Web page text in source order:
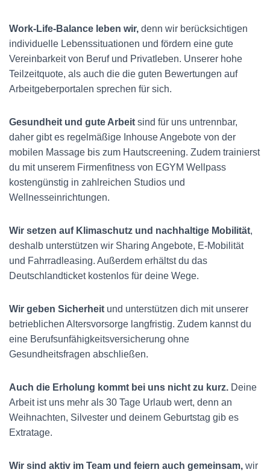
Work-Life-Balance leben wir, denn wir berücksichtigen
individuelle Lebenssituationen und fördern eine gute
Vereinbarkeit von Beruf und Privatleben. Unserer hohe
Teilzeitquote, als auch die die guten Bewertungen auf
Arbeitgeberportalen sprechen für sich.
Gesundheit und gute Arbeit sind für uns untrennbar,
daher gibt es regelmäßige Inhouse Angebote von der
mobilen Massage bis zum Hautscreening. Zudem trainierst
du mit unserem Firmenfitness von EGYM Wellpass
kostengünstig in zahlreichen Studios und
Wellnesseinrichtungen.
Wir setzen auf Klimaschutz und nachhaltige Mobilität,
deshalb unterstützen wir Sharing Angebote, E-Mobilität
und Fahrradleasing. Außerdem erhältst du das
Deutschlandticket kostenlos für deine Wege.
Wir geben Sicherheit und unterstützen dich mit unserer
betrieblichen Altersvorsorge langfristig. Zudem kannst du
eine Berufsunfähigkeitsversicherung ohne
Gesundheitsfragen abschließen.
Auch die Erholung kommt bei uns nicht zu kurz. Deine
Arbeit ist uns mehr als 30 Tage Urlaub wert, denn an
Weihnachten, Silvester und deinem Geburtstag gib es
Extratage.
Wir sind aktiv im Team und feiern auch gemeinsam, wir